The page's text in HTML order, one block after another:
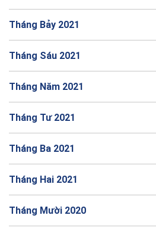
Tháng Bảy 2021
Tháng Sáu 2021
Tháng Năm 2021
Tháng Tư 2021
Tháng Ba 2021
Tháng Hai 2021
Tháng Mười 2020